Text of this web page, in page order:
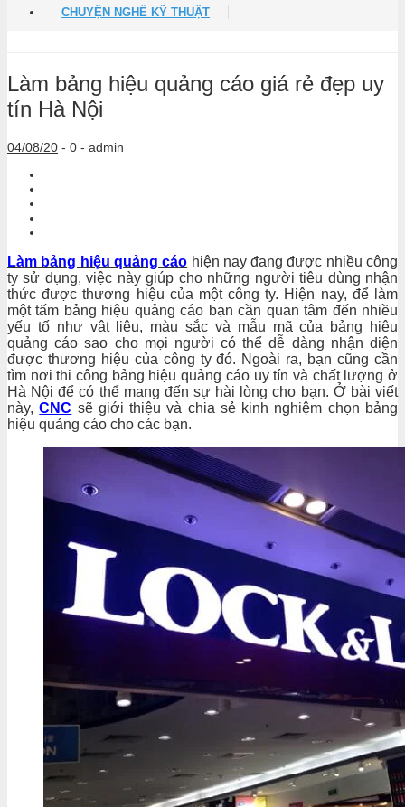
CHUYỆN NGHỀ KỸ THUẬT
Làm bảng hiệu quảng cáo giá rẻ đẹp uy
tín Hà Nội
04/08/20 - 0 - admin
Làm bảng hiệu quảng cáo hiện nay đang được nhiều công
ty sử dụng, việc này giúp cho những người tiêu dùng nhận
thức được thương hiệu của một công ty. Hiện nay, để làm
một tấm bảng hiệu quảng cáo bạn cần quan tâm đến nhiều
yếu tố như vật liệu, màu sắc và mẫu mã của bảng hiệu
quảng cáo sao cho mọi người có thể dễ dàng nhận diện
được thương hiệu của công ty đó. Ngoài ra, bạn cũng cần
tìm nơi thi công bảng hiệu quảng cáo uy tín và chất lượng ở
Hà Nội để có thể mang đến sự hài lòng cho bạn. Ở bài viết
này,CNC sẽ giới thiệu và chia sẻ kinh nghiệm chọn bảng
hiệu quảng cáo cho các bạn.